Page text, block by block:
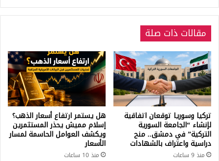
مقالات ذات صلة
تركيا وسوريا توقعان اتفاقية
لإنشاء “الجامعة السورية
التركية” في دمشق.. منح
دراسية واعتراف بالشهادات
منذ 9 ساعات
هل يستمر ارتفاع أسعار الذهب؟
إسلام مميش يحذر المستثمرين
ويكشف العوامل الحاسمة لمسار
الأسعار
منذ 10 ساعات